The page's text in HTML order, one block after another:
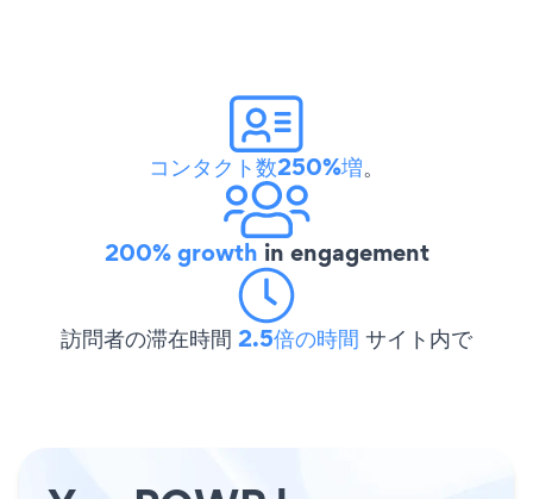
コンタクト数250%増。
200% growth in engagement
訪問者の滞在時間 2.5倍の時間 サイト内で